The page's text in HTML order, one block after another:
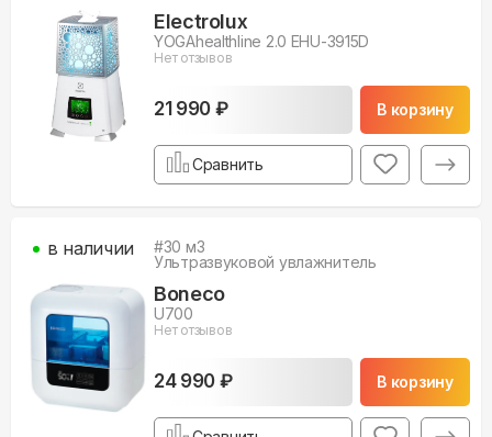
Electrolux
YOGAhealthline 2.0 EHU-3915D
Нет отзывов
21 990 ₽ В корзину
Сравнить
#30 м3
Ультразвуковой увлажнитель
Boneco
U700
Нет отзывов
24 990 ₽ В корзину
в наличии